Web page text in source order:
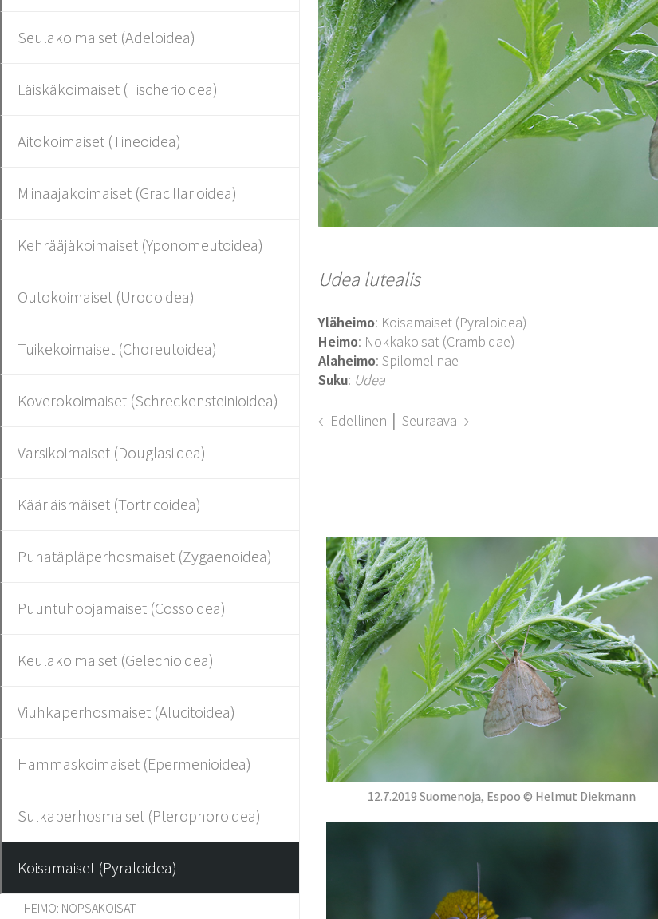
Seulakoimaiset (Adeloidea)
Läiskäkoimaiset (Tischerioidea)
Aitokoimaiset (Tineoidea)
Miinaajakoimaiset (Gracillarioidea)
Kehrääjäkoimaiset (Yponomeutoidea)
Outokoimaiset (Urodoidea)
Tuikekoimaiset (Choreutoidea)
Koverokoimaiset (Schreckensteinioidea)
Varsikoimaiset (Douglasiidea)
Kääriäismäiset (Tortricoidea)
Punatäpläperhosmaiset (Zygaenoidea)
Puuntuhoojamaiset (Cossoidea)
Keulakoimaiset (Gelechioidea)
Viuhkaperhosmaiset (Alucitoidea)
Hammaskoimaiset (Epermenioidea)
Sulkaperhosmaiset (Pterophoroidea)
Koisamaiset (Pyraloidea)
HEIMO: NOPSAKOISAT
Udea lutealis
Yläheimo: Koisamaiset (Pyraloidea)
Heimo: Nokkakoisat (Crambidae)
Alaheimo: Spilomelinae
Suku: Udea
← Edellinen │Seuraava →
12.7.2019 Suomenoja, Espoo © Helmut Diekmann